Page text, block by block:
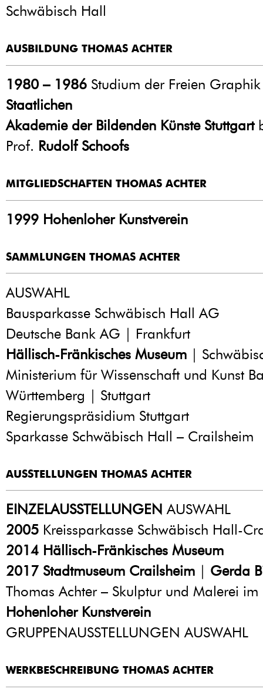
Schwäbisch Hall
AUSBILDUNG THOMAS ACHTER
1980 – 1986 Studium der Freien
Staatlichen
Akademie der Bildenden Künste Stuttgart
Prof. Rudolf Schoofs
MITGLIEDSCHAFTEN THOMAS ACHTER
1999 Hohenloher Kunstverein
SAMMLUNGEN THOMAS ACHTER
AUSWAHL
Bausparkasse Schwäbisch Hall AG
Deutsche Bank AG | Frankfurt
Hällisch-Fränkisches Museum |
Ministerium für Wissenschaft und Kunst
Württemberg | Stuttgart
Regierungspräsidium Stuttgart
Sparkasse Schwäbisch Hall – Crailsheim
AUSSTELLUNGEN THOMAS ACHTER
EINZELAUSSTELLUNGEN AUSWAHL
2005 Kreissparkasse Schwäbisch Hall-
2014 Hällisch-Fränkisches Museum
2017 Stadtmuseum Crailsheim | Gerda
Thomas Achter – Skulptur und Malerei
Hohenloher Kunstverein
GRUPPENAUSSTELLUNGEN AUSWAHL
WERKBESCHREIBUNG THOMAS ACHTER